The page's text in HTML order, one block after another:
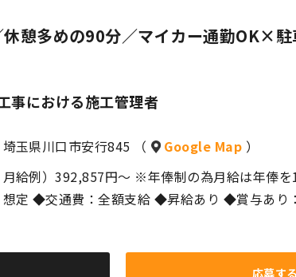
憩多めの90分／マイカー通勤OK×駐
事における施工管理者
埼玉県川口市安行845 （ Google Map ）
月給例）392,857円～ ※年俸制の為月給は年俸
想定 ◆交通費：全額支給 ◆昇給あり ◆賞与あり
応募する